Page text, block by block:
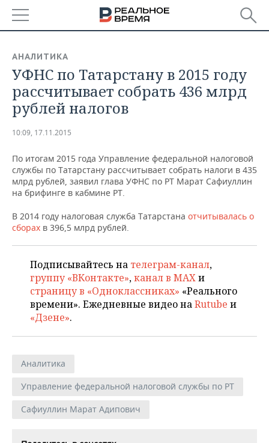
БАШКОРТОСТАН
ТАТАРСТАН
НОВОСТИ
АНАЛИТИКА
ДЕКЛАРАЦИИ О ДОХОДАХ
КОРОЛИ ГОСЗАКАЗА ПФО
КОМУ ПРИНАДЛЕЖАТ
ТОРГОВЫЕ ЦЕНТРЫ
НОВОСТИ ЭКОНОМИКИ
ФИНАНСЫ
БЮДЖЕТ
ИНВЕСТИЦИИ
ПРОМЫШЛЕННОСТЬ
НОВОСТИ
ПРОМЫШЛЕННОСТИ
АГРОПРОМ
МАШИНОСТРОЕНИЕ
НЕФТЕХИМИЯ
НЕФТЬ
НЕДВИЖИМОСТЬ
НОВОСТИ АВТО
НОВОСТИ БИЗНЕСА
РОЗНИЧНАЯ ТОРГОВЛЯ
ТРАНСПОРТ
ТЕХНОЛОГИИ
НОВОСТИ ТЕХНОЛОГИЙ
МЕРОПРИЯТИЯ
НОВОСТИ МЕРОПРИЯТИЙ
СПОРТ
СЮЖЕТЫ
АНАЛИТИКА
​УФНС по Татарстану в 2015 году
рассчитывает собрать 436 млрд
рублей налогов
10:09, 17.11.2015
По итогам 2015 года Управление федеральной налоговой
службы по Татарстану рассчитывает собрать налоги в 435
млрд рублей, заявил глава УФНС по РТ Марат Сафиуллин
на брифинге в кабмине РТ.
В 2014 году налоговая служба Татарстана отчитывалась о
сборах в 396,5 млрд рублей.
Подписывайтесь на телеграм-канал,
группу «ВКонтакте»,канал в MAXи
страницу в «Одноклассниках» «Реального
времени». Ежедневные видео наRutube и
«Дзене».
Аналитика
Управление федеральной налоговой службы по РТ
Сафиуллин Марат Адипович